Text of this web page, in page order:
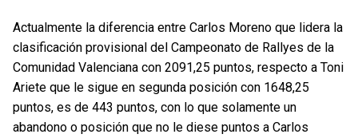
Actualmente la diferencia entre Carlos Moreno que lidera la
clasificación provisional del Campeonato de Rallyes de la
Comunidad Valenciana con 2091,25 puntos, respecto a Toni
Ariete que le sigue en segunda posición con 1648,25
puntos, es de 443 puntos, con lo que solamente un
abandono o posición que no le diese puntos a Carlos